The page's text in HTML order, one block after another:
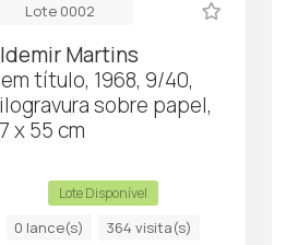
Lote 0002
Martins
título, 1968, 9/40,
sobre papel,
x 55 cm
Lote Disponível
0 lance(s) 364 visita(s)